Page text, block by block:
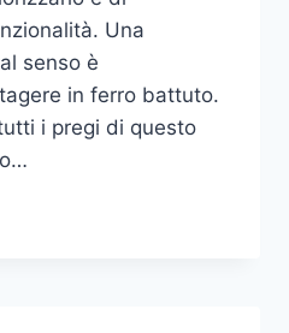
Una
senso è
in ferro battuto.
i pregi di questo